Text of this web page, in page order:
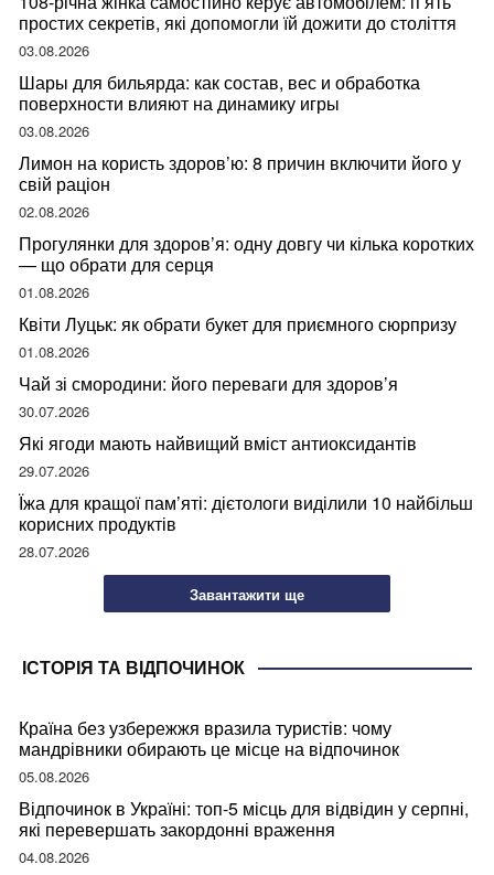
простих секретів, які допомогли їй дожити до століття
03.08.2026
Шары для бильярда: как состав, вес и обработка
поверхности влияют на динамику игры
03.08.2026
Лимон на користь здоров’ю: 8 причин включити його у
свій раціон
02.08.2026
Прогулянки для здоров’я: одну довгу чи кілька коротких
— що обрати для серця
01.08.2026
Квіти Луцьк: як обрати букет для приємного сюрпризу
01.08.2026
Чай зі смородини: його переваги для здоров’я
30.07.2026
Які ягоди мають найвищий вміст антиоксидантів
29.07.2026
Їжа для кращої пам’яті: дієтологи виділили 10 найбільш
корисних продуктів
28.07.2026
Завантажити ще
ІСТОРІЯ ТА ВІДПОЧИНОК
Країна без узбережжя вразила туристів: чому
мандрівники обирають це місце на відпочинок
05.08.2026
Відпочинок в Україні: топ-5 місць для відвідин у серпні,
які перевершать закордонні враження
04.08.2026